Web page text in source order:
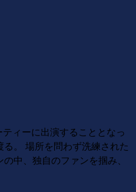
ィーに出演することとなっ
。 場所を問わず洗練された
中、独自のファンを掴み、